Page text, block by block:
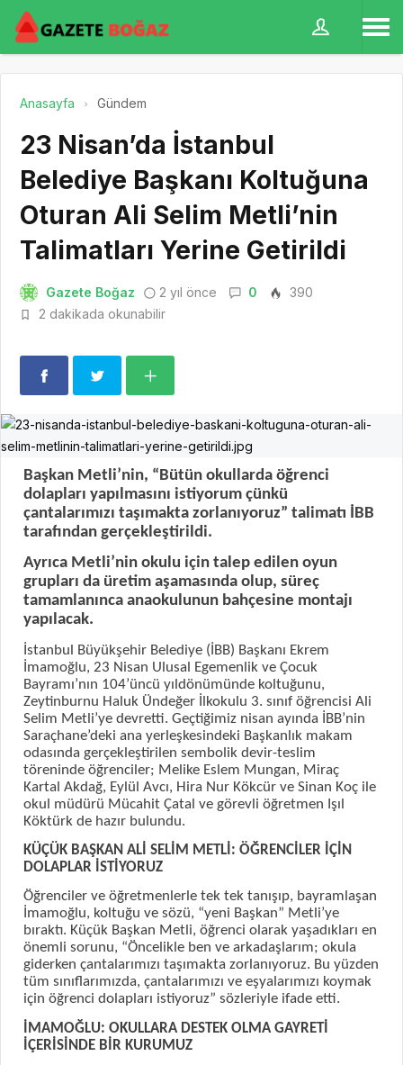
Anasayfa Gündem
23 Nisan’da İstanbul
Belediye Başkanı Koltuğuna
Oturan Ali Selim Metli’nin
Talimatları Yerine Getirildi
Gazete Boğaz 2 yıl önce 0
390
2 dakikada okunabilir
Başkan Metli’nin, “Bütün okullarda öğrenci
dolapları yapılmasını istiyorum çünkü
çantalarımızı taşımakta zorlanıyoruz” talimatı İBB
tarafından gerçekleştirildi.
Ayrıca Metli’nin okulu için talep edilen oyun
grupları da üretim aşamasında olup, süreç
tamamlanınca anaokulunun bahçesine montajı
yapılacak.
İstanbul Büyükşehir Belediye (İBB) Başkanı Ekrem
İmamoğlu, 23 Nisan Ulusal Egemenlik ve Çocuk
Bayramı’nın 104’üncü yıldönümünde koltuğunu,
Zeytinburnu Haluk Ündeğer İlkokulu 3. sınıf öğrencisi Ali
Selim Metli’ye devretti. Geçtiğimiz nisan ayında İBB’nin
Saraçhane’deki ana yerleşkesindeki Başkanlık makam
odasında gerçekleştirilen sembolik devir-teslim
töreninde öğrenciler; Melike Eslem Mungan, Miraç
Kartal Akdağ, Eylül Avcı, Hira Nur Kökcür ve Sinan Koç ile
okul müdürü Mücahit Çatal ve görevli öğretmen Işıl
Köktürk de hazır bulundu.
KÜÇÜK BAŞKAN ALİ SELİM METLİ: ÖĞRENCİLER İÇİN
DOLAPLAR İSTİYORUZ
Öğrenciler ve öğretmenlerle tek tek tanışıp, bayramlaşan
İmamoğlu, koltuğu ve sözü, “yeni Başkan” Metli’ye
bıraktı. Küçük Başkan Metli, öğrenci olarak yaşadıkları en
önemli sorunu, “Öncelikle ben ve arkadaşlarım; okula
giderken çantalarımızı taşımakta zorlanıyoruz. Bu yüzden
tüm sınıflarımızda, çantalarımızı ve eşyalarımızı koymak
için öğrenci dolapları istiyoruz” sözleriyle ifade etti.
İMAMOĞLU: OKULLARA DESTEK OLMA GAYRETİ
İÇERİSİNDE BİR KURUMUZ